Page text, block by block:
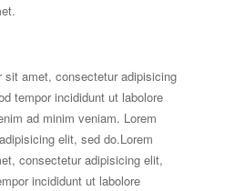
sit amet, consectetur adipisicing
tempor incididunt ut labolore
ad minim veniam. Lorem
elit, sed do.Lorem
consectetur adipisicing elit,
incididunt ut labolore